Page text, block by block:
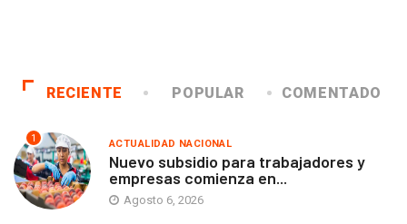
RECIENTE POPULAR COMENTADO
1 ACTUALIDAD NACIONAL
Nuevo subsidio para trabajadores y
empresas comienza en...
Agosto 6, 2026